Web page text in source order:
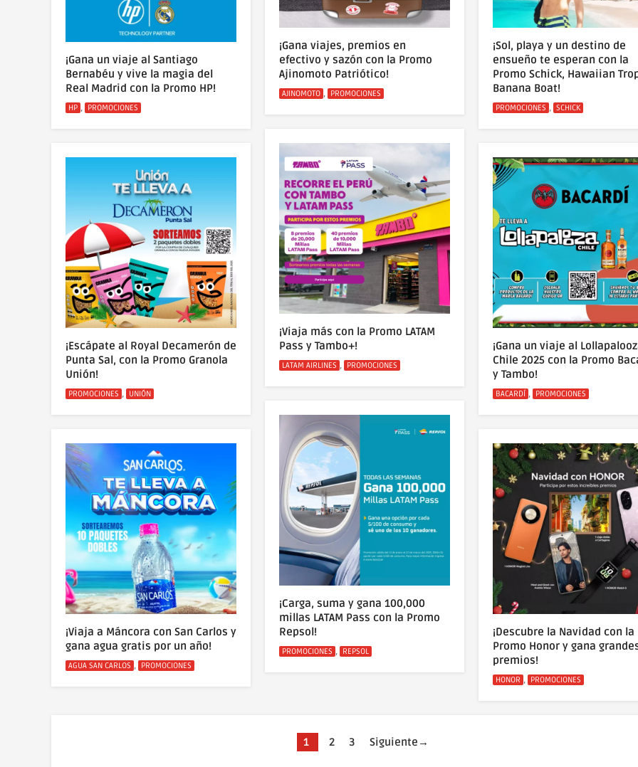
¡Gana viajes, premios en
efectivo y sazón con la Promo
Ajinomoto Patriótico!
Categorías
AJINOMOTO , PROMOCIONES
¡Sol, playa y un destino de
ensueño te esperan con la
Promo Schick, Hawaiian
Banana Boat!
Categorías
PROMOCIONES , SCHICK
¡Gana un viaje al Santiago
Bernabéu y vive la magia del
Real Madrid con la Promo HP!
Categorías
HP , PROMOCIONES
¡Viaja más con la Promo LATAM
Pass y Tambo+!
Categorías
LATAM AIRLINES , PROMOCIONES
¡Escápate al Royal Decamerón de
Punta Sal, con la Promo Granola
Unión!
Categorías
PROMOCIONES , UNIÓN
¡Gana un viaje al
Chile 2025 con la Promo
y Tambo!
Categorías
BACARDÍ , PROMOCIONES
¡Carga, suma y gana 100,000
millas LATAM Pass con la Promo
Repsol!
Categorías
PROMOCIONES , REPSOL
¡Viaja a Máncora con San Carlos y
gana agua gratis por un año!
Categorías
AGUA SAN CARLOS , PROMOCIONES
¡Descubre la Navidad con la
Promo Honor y gana
premios!
Categorías
HONOR , PROMOCIONES
Página
1 Página
2 Página
3 Siguiente →